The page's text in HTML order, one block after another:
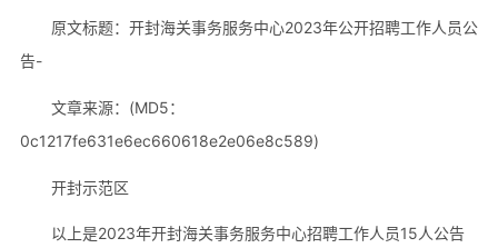
原文标题：开封海关事务服务中心2023年公开招聘工作人员公
告-
文章来源：(MD5：
0c1217fe631e6ec660618e2e06e8c589)
开封示范区
以上是2023年开封海关事务服务中心招聘工作人员15人公告